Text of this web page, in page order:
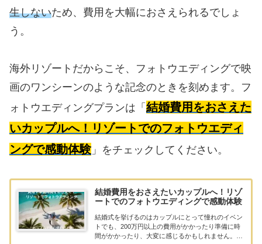
生しないため、費用を大幅におさえられるでしょ
う。
海外リゾートだからこそ、フォトウエディングで映
画のワンシーンのような記念のときを刻めます。フ
ォトウエディングプランは「 結婚費用をおさえた
いカップルへ！リゾートでのフォトウエディ
ングで感動体験」をチェックしてください。
結婚費用をおさえたいカップルへ！リゾ
ートでのフォトウエディングで感動体験
結婚式を挙げるのはカップルにとって憧れのイベン
トでも、200万円以上の費用がかかったり準備に時
間がかかったり、大変に感じるかもしれません。そ